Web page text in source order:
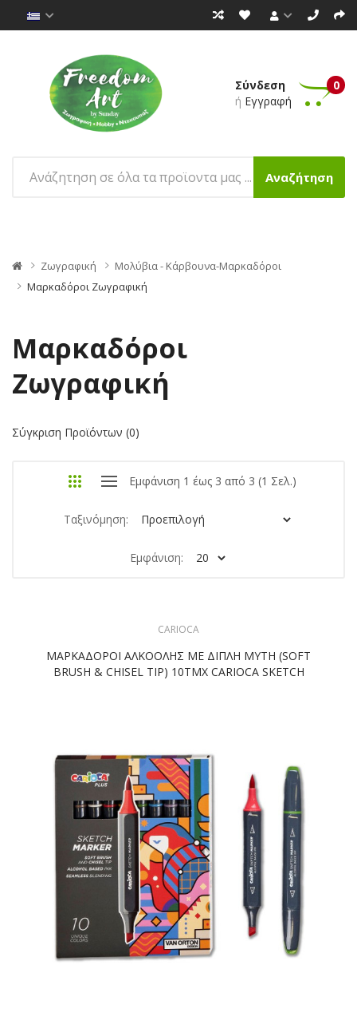
Σύνδεση
ή Εγγραφή
0
Αναζήτηση
Ζωγραφική
Μολύβια - Κάρβουνα-Μαρκαδόροι
Μαρκαδόροι Ζωγραφική
Μαρκαδόροι
Ζωγραφική
Σύγκριση Προϊόντων (0)
Εμφάνιση 1 έως 3 από 3 (1 Σελ.)
Ταξινόμηση:
Εμφάνιση:
CARIOCA
ΜΑΡΚΑΔΟΡΟΙ ΑΛΚΟΟΛΗΣ ΜΕ ΔΙΠΛΗ ΜΥΤΗ (SOFT
BRUSH & CHISEL TIP) 10ΤΜΧ CARIOCA SKETCH